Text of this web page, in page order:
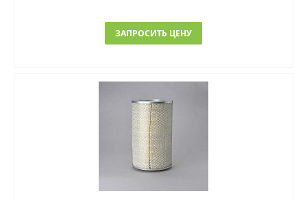
ЗАПРОСИТЬ ЦЕНУ